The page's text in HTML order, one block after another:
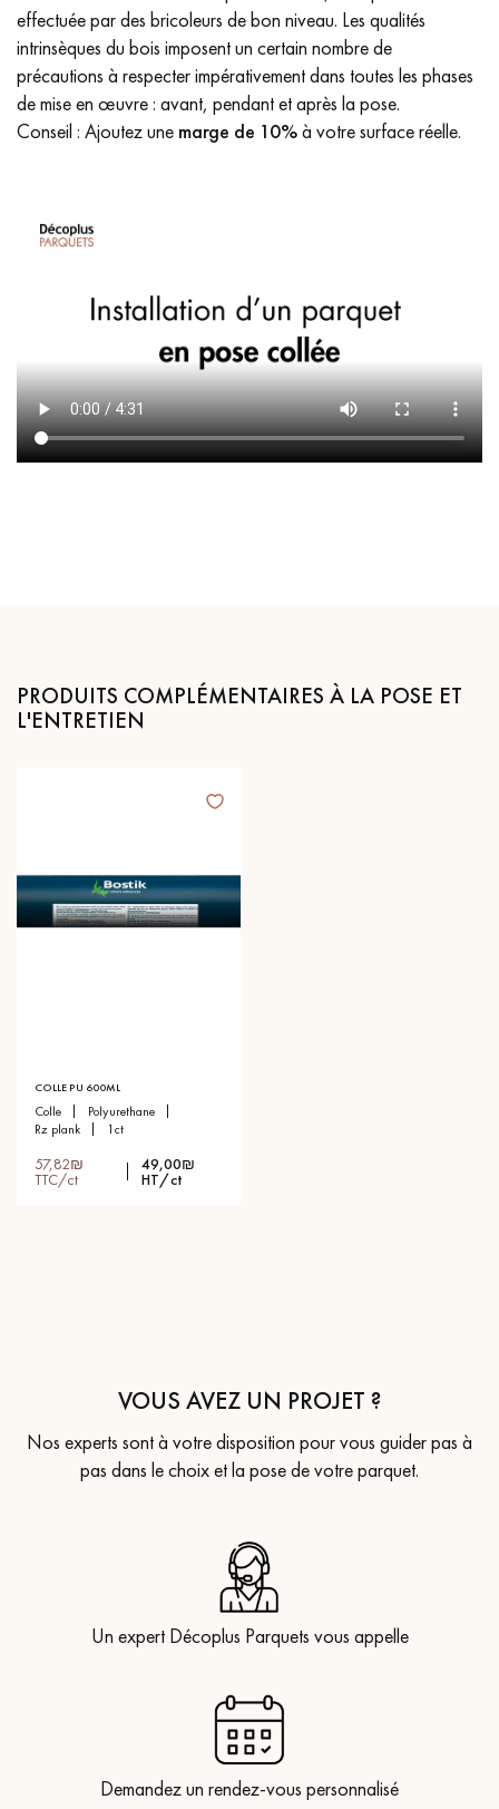
effectuée par des bricoleurs de bon niveau. Les qualités
intrinsèques du bois imposent un certain nombre de
précautions à respecter impérativement dans toutes les phases
de mise en œuvre : avant, pendant et après la pose.
Conseil : Ajoutez une marge de 10%à votre surface réelle.
PRODUITS COMPLÉMENTAIRES À LA POSE ET
L'ENTRETIEN
COLLE PU 600ML
colle
polyurethane
rz plank
1ct
57,82₪
TTC/ct
49,00₪
HT/ct
VOUS AVEZ UN PROJET ?
Nos experts sont à votre disposition pour vous guider pas à
pas dans le choix et la pose de votre parquet.
Un expert Décoplus Parquets vous appelle
Demandez un rendez-vous personnalisé